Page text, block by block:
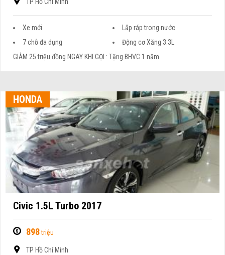
TP Hồ Chí Minh
Xe mới
Lắp ráp trong nước
7 chỗ đa dụng
Động cơ Xăng 3.3L
GIẢM 25 triệu đồng NGAY KHI GỌI : Tặng BHVC 1 năm
HONDA
Civic 1.5L Turbo 2017
898triệu
TP Hồ Chí Minh